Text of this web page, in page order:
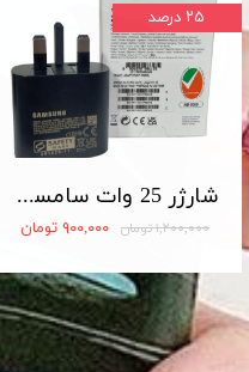
شارژر 25 وات سامسونگ اصلی 25W Travel Adapter
۱,۲۰۰,۰۰۰ تومان ۹۰۰,۰۰۰ تومان
۲۵ درصد